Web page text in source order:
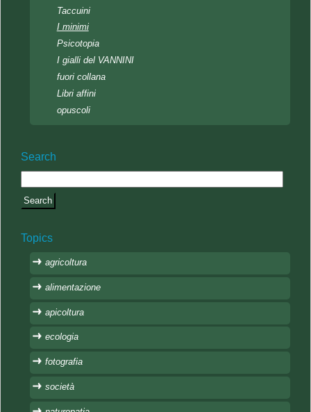
Taccuini
I minimi
Psicotopia
I gialli del VANNINI
fuori collana
Libri affini
opuscoli
Search
Topics
agricoltura
alimentazione
apicoltura
ecologia
fotografia
società